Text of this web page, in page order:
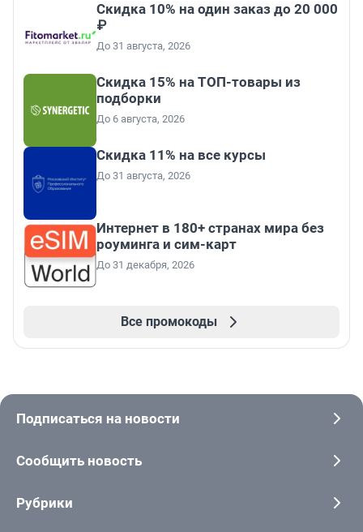
Скидка 10% на один заказ до 20 000
₽
До 31 августа, 2026
Скидка 15% на ТОП-товары из
подборки
До 6 августа, 2026
Скидка 11% на все курсы
До 31 августа, 2026
Интернет в 180+ странах мира без
роуминга и сим-карт
До 31 декабря, 2026
Все промокоды
Подписаться на новости
Сообщить новость
Рубрики